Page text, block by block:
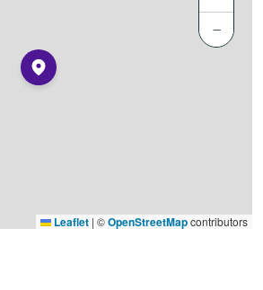
−
Leaflet | ©OpenStreetMapcontributors